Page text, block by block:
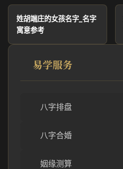
姓胡端庄的女孩名字_名字
寓意参考
易学服务
八字排盘
八字合婚
姻缘测算